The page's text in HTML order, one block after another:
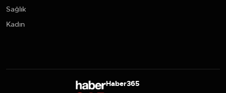
Sağlık
Kadın
Haber365